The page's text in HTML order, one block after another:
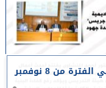
أبرز أخبار جامعة أسيوط خلال أسبوع في الفترة من 8 نوفمبر